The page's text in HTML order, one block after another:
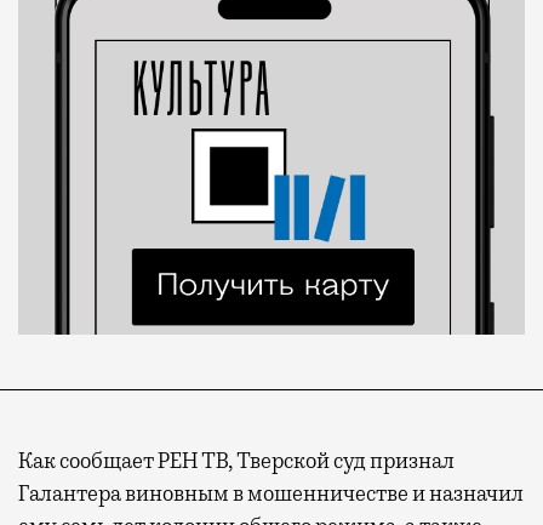
Как сообщает РЕН ТВ, Тверской суд признал
Галантера виновным в мошенничестве и назначил